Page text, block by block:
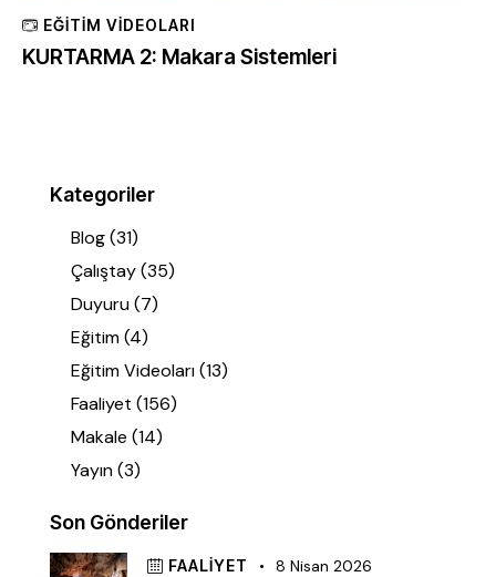
EĞITIM VIDEOLARI
KURTARMA 2: Makara Sistemleri
Kategoriler
Blog(31)
Çalıştay(35)
Duyuru(7)
Eğitim(4)
Eğitim Videoları(13)
Faaliyet (156)
Makale (14)
Yayın(3)
Son Gönderiler
FAALIYET 8 Nisan 2026